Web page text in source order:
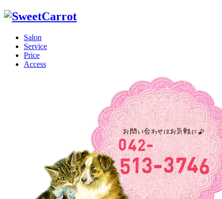
Salon
Service
Price
Access